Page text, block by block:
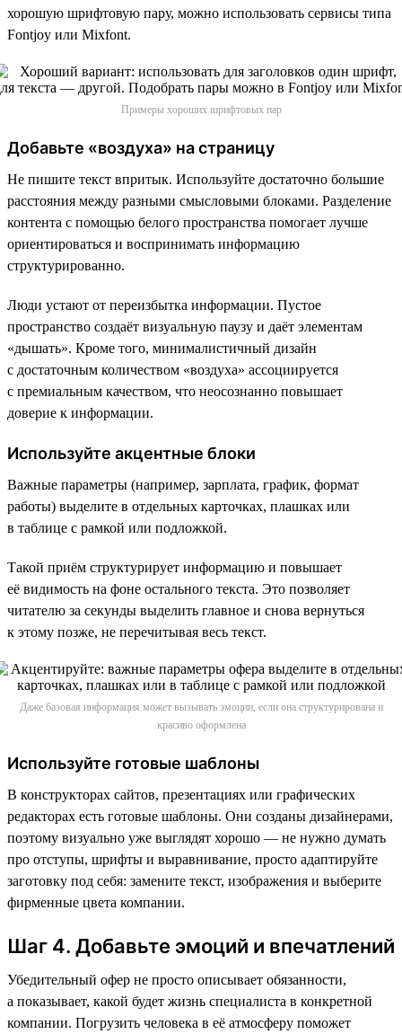
хорошую шрифтовую пару, можно использовать сервисы типа
Fontjoy или Mixfont.
Примеры хороших шрифтовых пар
Добавьте «воздуха» на страницу
Не пишите текст впритык. Используйте достаточно большие
расстояния между разными смысловыми блоками. Разделение
контента с помощью белого пространства помогает лучше
ориентироваться и воспринимать информацию
структурированно.
Люди устают от переизбытка информации. Пустое
пространство создаёт визуальную паузу и даёт элементам
«дышать». Кроме того, минималистичный дизайн
с достаточным количеством «воздуха» ассоциируется
с премиальным качеством, что неосознанно повышает
доверие к информации.
Используйте акцентные блоки
Важные параметры (например, зарплата, график, формат
работы) выделите в отдельных карточках, плашках или
в таблице с рамкой или подложкой.
Такой приём структурирует информацию и повышает
её видимость на фоне остального текста. Это позволяет
читателю за секунды выделить главное и снова вернуться
к этому позже, не перечитывая весь текст.
Даже базовая информация может вызывать эмоции, если она структурирована и
красиво оформлена
Используйте готовые шаблоны
В конструкторах сайтов, презентациях или графических
редакторах есть готовые шаблоны. Они созданы дизайнерами,
поэтому визуально уже выглядят хорошо — не нужно думать
про отступы, шрифты и выравнивание, просто адаптируйте
заготовку под себя: замените текст, изображения и выберите
фирменные цвета компании.
Шаг 4. Добавьте эмоций и впечатлений
Убедительный офер не просто описывает обязанности,
а показывает, какой будет жизнь специалиста в конкретной
компании. Погрузить человека в её атмосферу поможет